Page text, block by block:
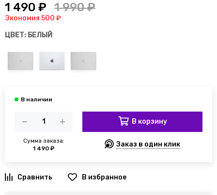
1 490 ₽ 1 990 ₽
Экономия 500 ₽
ЦВЕТ: БЕЛЫЙ
Сумма заказа:
1 490 ₽
В корзину
Заказ в один клик